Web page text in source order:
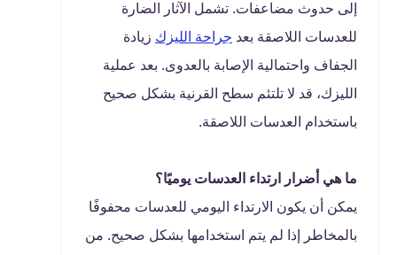
إلى حدوث مضاعفات. تشمل الآثار الضارة
للعدسات اللاصقة بعد جراحة الليزك زيادة
الجفاف واحتمالية الإصابة بالعدوى. بعد عملية
الليزك، قد لا تلتئم سطح القرنية بشكل صحيح
باستخدام العدسات اللاصقة.
ما هي أضرار ارتداء العدسات يوميًا؟
يمكن أن يكون الارتداء اليومي للعدسات محفوفًا
بالمخاطر إذا لم يتم استخدامها بشكل صحيح. من